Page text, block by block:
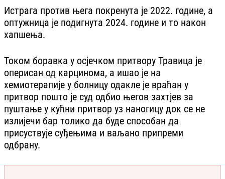
Истрага против њега покренута је 2022. године, а
оптужница је подигнута 2024. године и то након
хапшења.
Током боравка у осјечком притвору Травица је
оперисан од карцинома, а ишао је на
хемиотерапије у болницу одакле је враћан у
притвор пошто је суд одбио његов захтјев за
пуштање у кућни притвор уз наногицу док се не
излијечи бар толико да буде способан да
присуствује суђењима и ваљано припреми
одбрану.